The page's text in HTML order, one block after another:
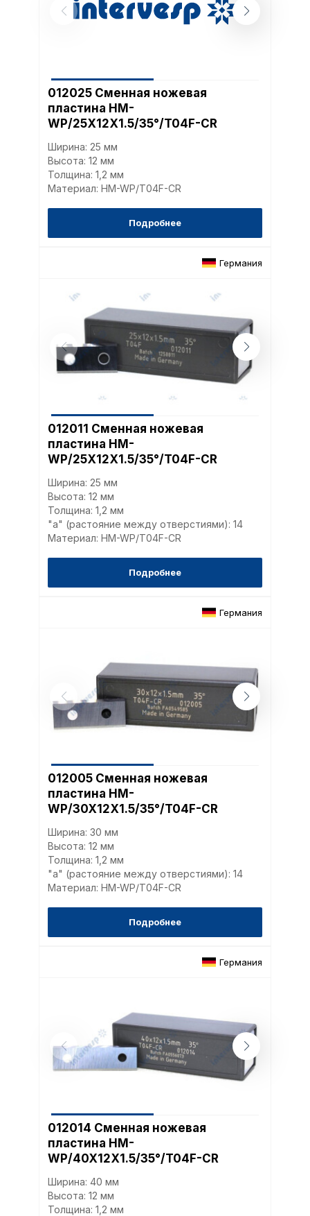
012025 Сменная ножевая
пластина HM-
WP/25X12X1.5/35°/T04F-CR
Ширина: 25 мм
Высота: 12 мм
Толщина: 1,2 мм
Материал: HM-WP/T04F-CR
Подробнее
Германия
012011 Сменная ножевая
пластина HM-
WP/25X12X1.5/35°/T04F-CR
Ширина: 25 мм
Высота: 12 мм
Толщина: 1,2 мм
"a" (растояние между отверстиями): 14
Материал: HM-WP/T04F-CR
Подробнее
Германия
012005 Сменная ножевая
пластина HM-
WP/30X12X1.5/35°/T04F-CR
Ширина: 30 мм
Высота: 12 мм
Толщина: 1,2 мм
"a" (растояние между отверстиями): 14
Материал: HM-WP/T04F-CR
Подробнее
Германия
012014 Сменная ножевая
пластина HM-
WP/40X12X1.5/35°/T04F-CR
Ширина: 40 мм
Высота: 12 мм
Толщина: 1,2 мм
Политика в
обработки сookies
Настройте параметры
типа «технические
функционирование